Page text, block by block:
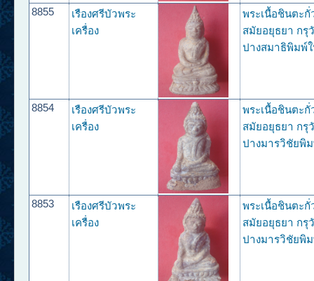
8855
เรืองศรีบัวพระ
เครื่อง
พระเนื้อชินตะ
สมัยอยุธยา กรุ
ปางสมาธิพิมพ์
8854
เรืองศรีบัวพระ
เครื่อง
พระเนื้อชินตะ
สมัยอยุธยา กรุ
ปางมารวิชัยพิ
8853
เรืองศรีบัวพระ
เครื่อง
พระเนื้อชินตะ
สมัยอยุธยา กรุ
ปางมารวิชัยพิ